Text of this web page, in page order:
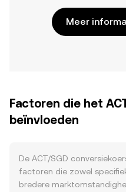
Meer
Factoren die het
beïnvloeden
De ACT/SGD
factoren die zowel
bredere